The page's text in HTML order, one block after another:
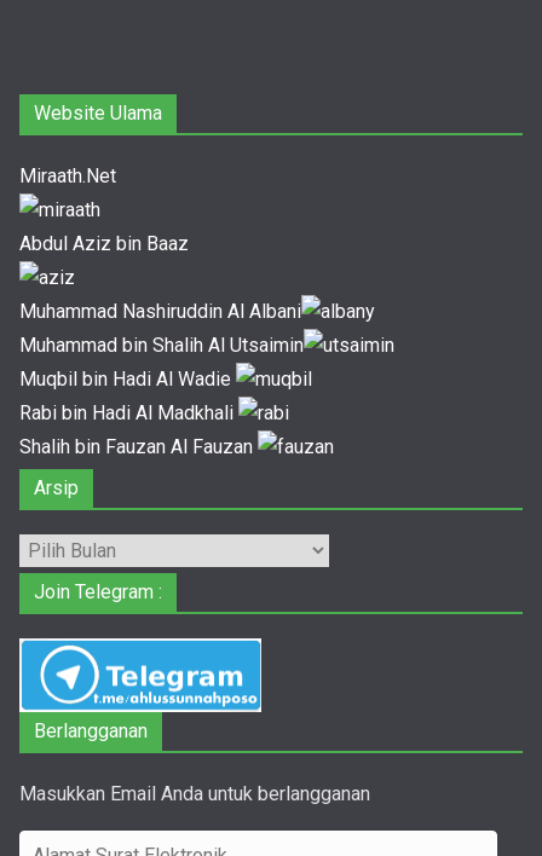
Website Ulama
Miraath.Net
Abdul Aziz bin Baaz
Muhammad Nashiruddin Al Albani
Muhammad bin Shalih Al Utsaimin
Muqbil bin Hadi Al Wadie
Rabi bin Hadi Al Madkhali
Shalih bin Fauzan Al Fauzan
Arsip
Arsip
Join Telegram :
Berlangganan
Masukkan Email Anda untuk berlangganan